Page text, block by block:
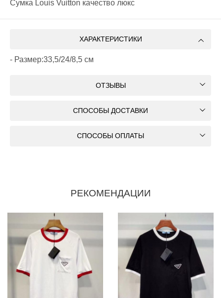
Сумка Louis Vuitton качество люкс
ХАРАКТЕРИСТИКИ
- Размер:33,5/24/8,5 см
ОТЗЫВЫ
СПОСОБЫ ДОСТАВКИ
СПОСОБЫ ОПЛАТЫ
РЕКОМЕНДАЦИИ